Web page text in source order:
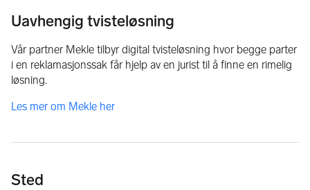
Uavhengig tvisteløsning
Vår partner Mekle tilbyr digital tvisteløsning hvor begge parter
i en reklamasjonssak får hjelp av en jurist til å finne en rimelig
løsning.
Les mer om Mekle her
Sted